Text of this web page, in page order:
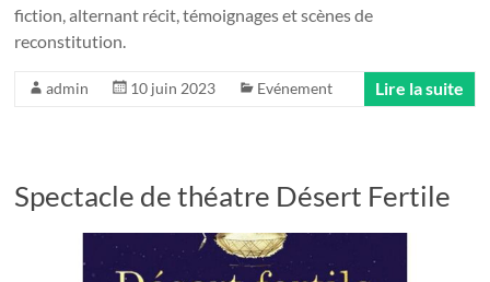
fiction, alternant récit, témoignages et scènes de
reconstitution.
admin 10 juin 2023 Evénement Lire la suite
Spectacle de théatre Désert Fertile